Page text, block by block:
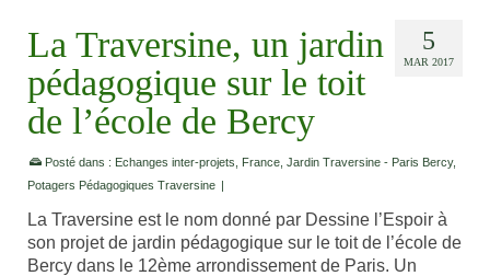
5
MAR 2017
La Traversine, un jardin
pédagogique sur le toit
de l’école de Bercy
Posté dans : Echanges inter-projets France Jardin Traversine - Paris Bercy,
Potagers Pédagogiques Traversine |
La Traversine est le nom donné par Dessine l’Espoir à
son projet de jardin pédagogique sur le toit de l’école de
Bercy dans le 12ème arrondissement de Paris. Un